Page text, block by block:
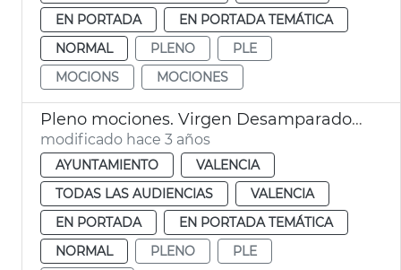
EN PORTADA
EN PORTADA TEMÁTICA
NORMAL
PLENO
PLE
MOCIONS
MOCIONES
Pleno mociones. Virgen Desamparados, adhesión UNESCO, Derechos Humanos
modificado hace 3 años
AYUNTAMIENTO
VALENCIA
TODAS LAS AUDIENCIAS
VALENCIA
EN PORTADA
EN PORTADA TEMÁTICA
NORMAL
PLENO
PLE